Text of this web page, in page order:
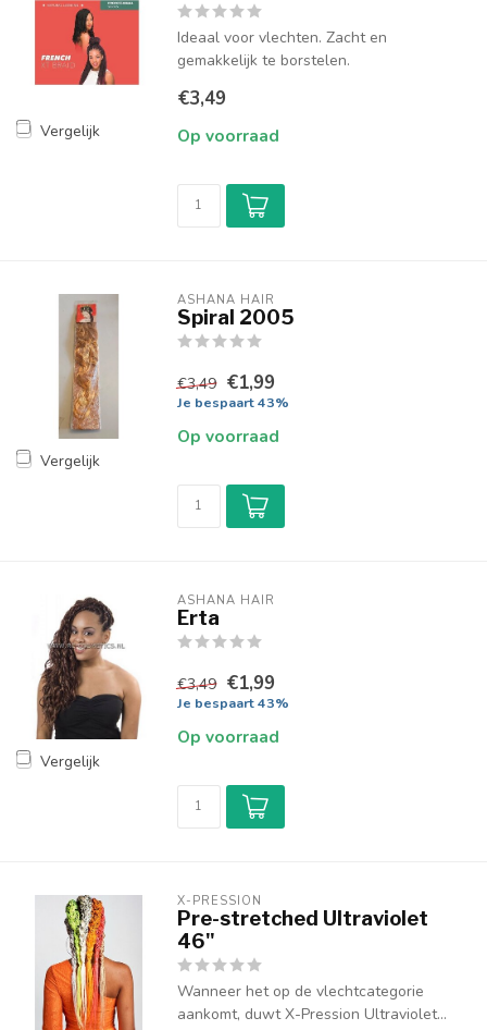
Vergelijk
Ideaal voor vlechten. Zacht en
gemakkelijk te borstelen.
€3,49
Op voorraad
Vergelijk
ASHANA HAIR
Spiral 2005
€3,49 €1,99
Je bespaart 43%
Op voorraad
Vergelijk
ASHANA HAIR
Erta
€3,49 €1,99
Je bespaart 43%
Op voorraad
X-PRESSION
Pre-stretched Ultraviolet
46"
Wanneer het op de vlechtcategorie
aankomt, duwt X-Pression Ultraviolet...